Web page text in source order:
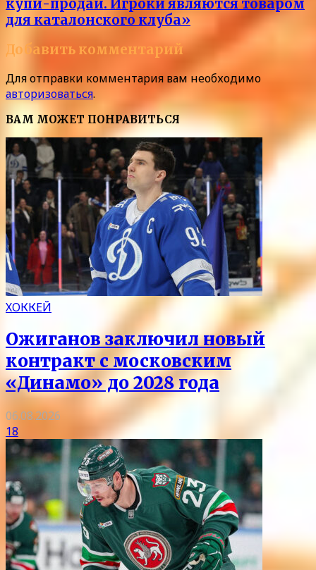
купи-продай. Игроки являются товаром
для каталонского клуба»
Добавить комментарий
Для отправки комментария вам необходимо
авторизоваться.
ВАМ МОЖЕТ ПОНРАВИТЬСЯ
ХОККЕЙ
Ожиганов заключил новый
контракт с московским
«Динамо» до 2028 года
06.08.2026
18